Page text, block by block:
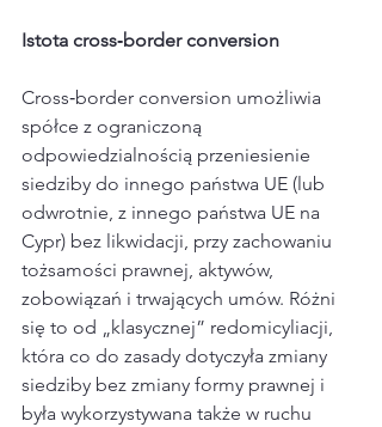
Istota cross‑border conversion
Cross‑border conversion umożliwia
spółce z ograniczoną
odpowiedzialnością przeniesienie
siedziby do innego państwa UE (lub
odwrotnie, z innego państwa UE na
Cypr) bez likwidacji, przy zachowaniu
tożsamości prawnej, aktywów,
zobowiązań i trwających umów. Różni
się to od „klasycznej” redomicyliacji,
która co do zasady dotyczyła zmiany
siedziby bez zmiany formy prawnej i
była wykorzystywana także w ruchu